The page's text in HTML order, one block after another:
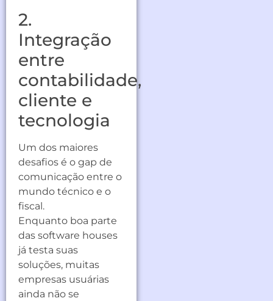
2.
Integração
entre
contabilidade,
cliente e
tecnologia
Um dos maiores
desafios é o gap de
comunicação entre o
mundo técnico e o
fiscal.
Enquanto boa parte
das software houses
já testa suas
soluções, muitas
empresas usuárias
ainda não se